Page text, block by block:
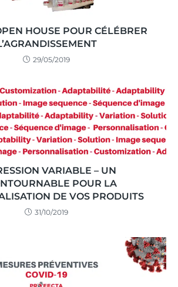
HOUSE POUR CÉLÉBRER
29/05/2019
VARIABLE – UN
POUR LA
DE VOS PRODUITS
31/10/2019